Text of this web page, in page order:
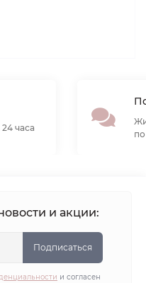
часа
и акции:
Подписаться
и согласен